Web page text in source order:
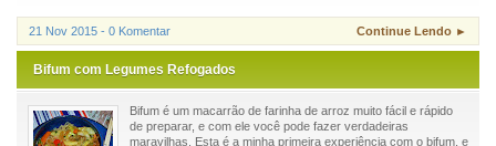
21 Nov 2015 - 0 Komentar Continue Lendo ►
Bifum com Legumes Refogados
Bifum é um macarrão de farinha de arroz muito fácil e rápido
de preparar, e com ele você pode fazer verdadeiras
maravilhas. Esta é a minha primeira experiência com o bifum, e